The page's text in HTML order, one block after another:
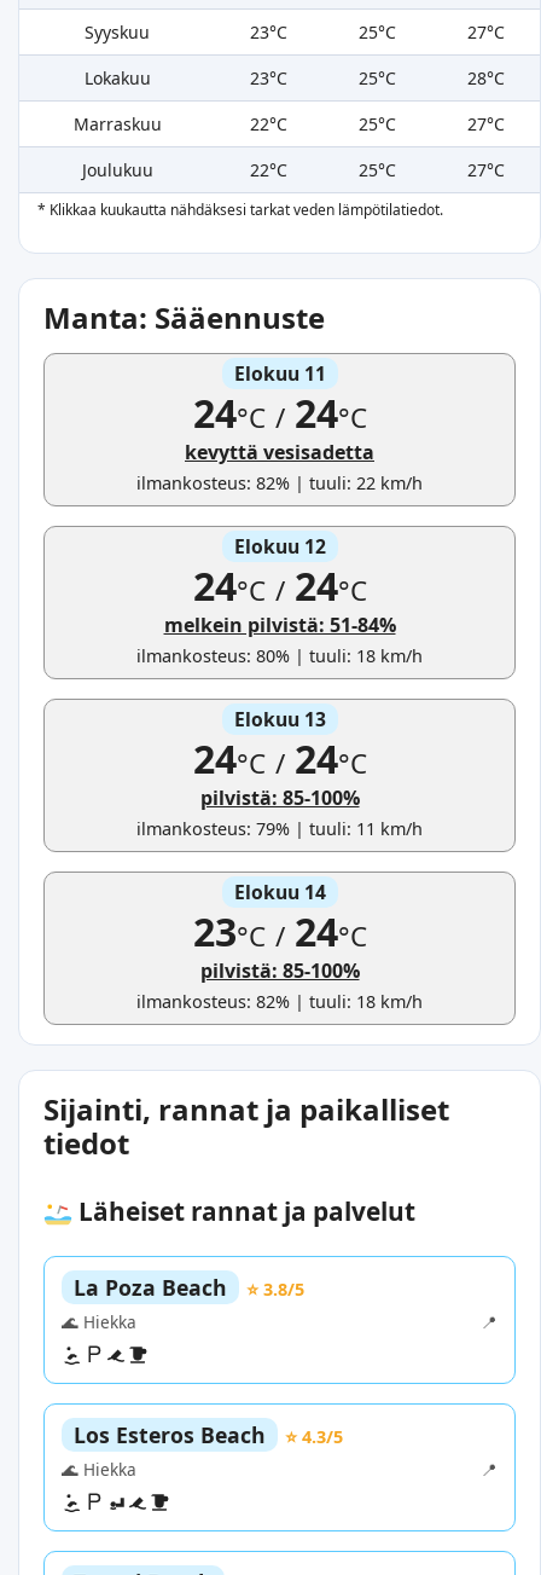
Syyskuu
23°C 25°C
27°C
Lokakuu
23°C 25°C
28°C
Marraskuu
22°C 25°C
27°C
Joulukuu
22°C 25°C 27°C
* Klikkaa kuukautta nähdäksesi tarkat veden lämpötilatiedot.
Manta: Sääennuste
Elokuu 11
24°C /24°C
kevyttä vesisadetta
ilmankosteus: 82% | tuuli: 22 km/h
Elokuu 12
24°C /24°C
melkein pilvistä: 51-84%
ilmankosteus: 80% | tuuli: 18 km/h
Elokuu 13
24°C /24°C
pilvistä: 85-100%
ilmankosteus: 79% | tuuli: 11 km/h
Elokuu 14
23°C /24°C
pilvistä: 85-100%
ilmankosteus: 82% | tuuli: 18 km/h
Sijainti, rannat ja paikalliset
tiedot
Läheiset rannat ja palvelut
La Poza Beach
⭐ 3.8/5
🌊 Hiekka
📍
Los Esteros Beach
⭐ 4.3/5
🌊 Hiekka
📍